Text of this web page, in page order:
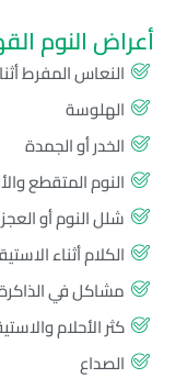
أعراض النوم
النعاس المفرط
الهلوسة
الخدر أو الجمدة
النوم المتقطع
شلل النوم أو
الكلام أثناء
مشاكل في
كثر الأحلام
الصداع